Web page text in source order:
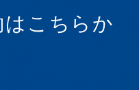
はこちらか